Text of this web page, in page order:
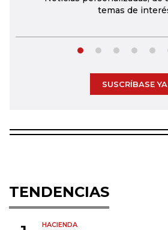
temas de
SUSCRÍBASE YA
TENDENCIAS
HACIENDA